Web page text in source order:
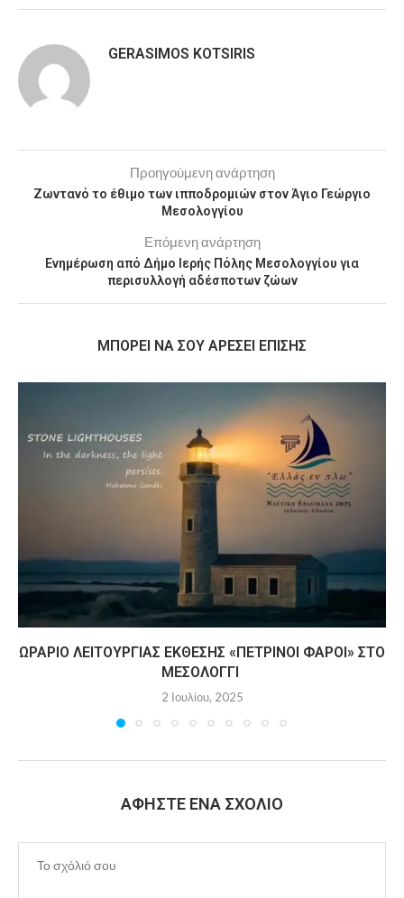
GERASIMOS KOTSIRIS
Προηγούμενη ανάρτηση
Ζωντανό το έθιμο των ιπποδρομιών στον Άγιο Γεώργιο
Μεσολογγίου
Επόμενη ανάρτηση
Ενημέρωση από Δήμο Ιερής Πόλης Μεσολογγίου για
περισυλλογή αδέσποτων ζώων
MΠΟΡΕΊ ΝΑ ΣΟΥ ΑΡΈΣΕΙ ΕΠΊΣΗΣ
ΩΡΆΡΙΟ ΛΕΙΤΟΥΡΓΊΑΣ ΈΚΘΕΣΗΣ «ΠΈΤΡΙΝΟΙ ΦΆΡΟΙ» ΣΤΟ
ΜΕΣΟΛΌΓΓΙ
2 Ιουλίου, 2025
ΑΦΉΣΤΕ ΈΝΑ ΣΧΌΛΙΟ